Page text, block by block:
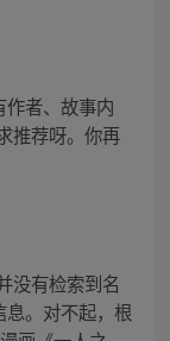
作者、故事内
推荐呀。你再
没有检索到名
息。对不起，根